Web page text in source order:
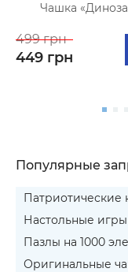
Чашка
499 грн
449 грн
Популярные
Патриотические
Настольные
Пазлы на 1000
Оригинальные